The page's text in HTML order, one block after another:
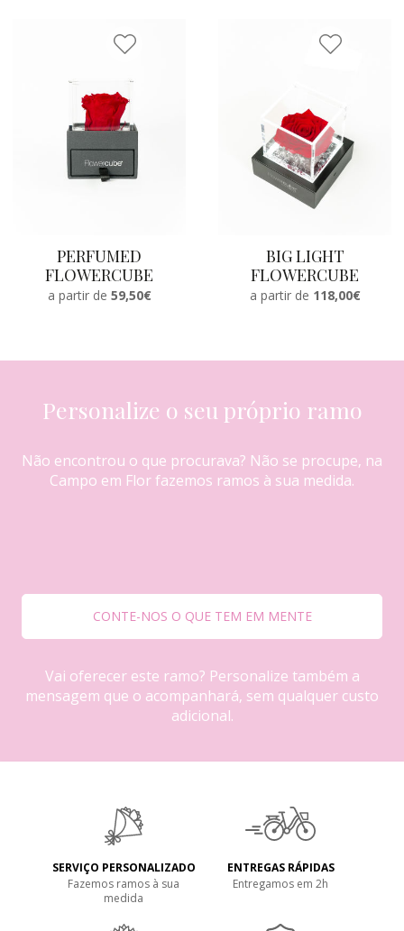
PERFUMED
FLOWERCUBE
a partir de 59,50€
BIG LIGHT
FLOWERCUBE
a partir de 118,00€
Personalize o seu próprio ramo
Não encontrou o que procurava? Não se procupe, na
Campo em Flor fazemos ramos à sua medida.
CONTE-NOS O QUE TEM EM MENTE
Vai oferecer este ramo? Personalize também a
mensagem que o acompanhará, sem qualquer custo
adicional.
SERVIÇO PERSONALIZADO
Fazemos ramos à sua
medida
ENTREGAS RÁPIDAS
Entregamos em 2h